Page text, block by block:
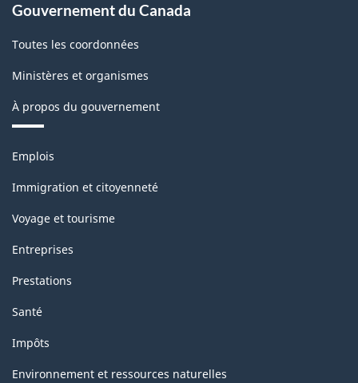
Gouvernement du Canada
Toutes les coordonnées
Ministères et organismes
À propos du gouvernement
Thèmes
sujets
Emplois
Immigration et citoyenneté
Voyage et tourisme
Entreprises
Prestations
Santé
Impôts
Environnement et ressources naturelles